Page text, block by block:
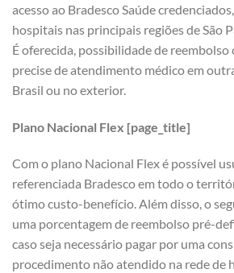
acesso ao Bradesco Saúde
hospitais nas principais regiões de São
É oferecida, possibilidade de reembolso
precise de atendimento médico em
Brasil ou no exterior.
Plano Nacional Flex [page_title]
Com o plano Nacional Flex é possível
referenciada Bradesco em todo o
ótimo custo-benefício. Além disso, o
uma porcentagem de reembolso pré-
caso seja necessário pagar por uma
procedimento não atendido na rede de